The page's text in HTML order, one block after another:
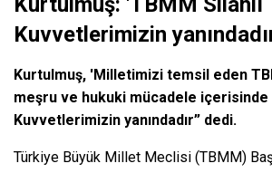
Kuvvetlerimizin
Kurtulmuş, 'Milletimizi temsil eden
meşru ve hukuki mücadele içerisinde
Kuvvetlerimizin yanındadır” dedi.
Türkiye Büyük Millet Meclisi (TBMM)